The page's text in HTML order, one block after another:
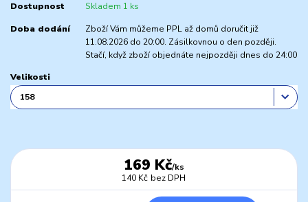
Dostupnost Skladem 1 ks
Doba dodání
Zboží Vám můžeme PPL až domů doručit již
11.08.2026 do 20:00. Zásilkovnou o den později.
Stačí, když zboží objednáte nejpozději dnes do 24:00
Velikosti
169 Kč/ks
140 Kč bez DPH